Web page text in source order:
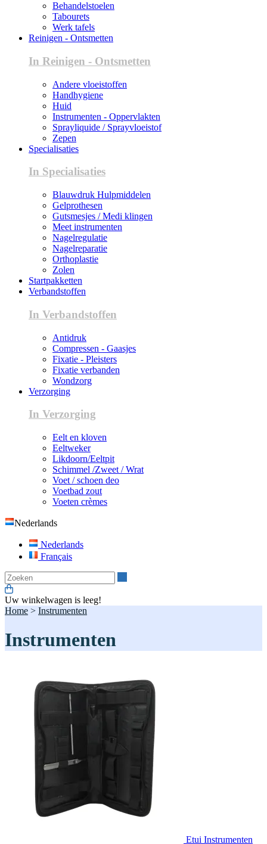
Behandelstoelen
Tabourets
Werk tafels
Reinigen - Ontsmetten
In Reinigen - Ontsmetten
Andere vloeistoffen
Handhygiene
Huid
Instrumenten - Oppervlakten
Sprayliquide / Sprayvloeistof
Zepen
Specialisaties
In Specialisaties
Blauwdruk Hulpmiddelen
Gelprothesen
Gutsmesjes / Medi klingen
Meet instrumenten
Nagelregulatie
Nagelreparatie
Orthoplastie
Zolen
Startpakketten
Verbandstoffen
In Verbandstoffen
Antidruk
Compressen - Gaasjes
Fixatie - Pleisters
Fixatie verbanden
Wondzorg
Verzorging
In Verzorging
Eelt en kloven
Eeltweker
Likdoorn/Eeltpit
Schimmel /Zweet / Wrat
Voet / schoen deo
Voetbad zout
Voeten crèmes
Nederlands
Nederlands
Français
Uw winkelwagen is leeg!
Home > Instrumenten
Instrumenten
Etui Instrumenten